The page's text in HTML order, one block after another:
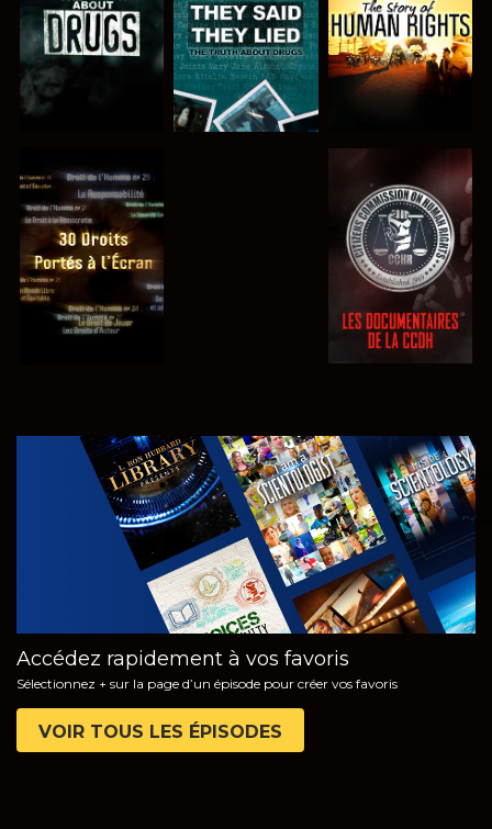
REGARDER REGARDER
REGARDER
DÉCOUVRIR
LES SÉRIES
Accédez rapidement à vos favoris
Sélectionnez + sur la page d’un épisode pour créer vos favoris
VOIR TOUS LES ÉPISODES